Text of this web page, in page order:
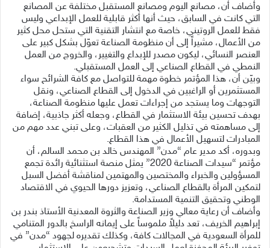
وأضاف أن، مصانع اليوم ومصانع المستقبل مختلفة عن المصانع
التي كانت في السابق، حيث أنها أكثر قابلية للعمل الإبداعي وليس
فقط للعمل الروتيني، خاصة مع انتشار التقنية التي ستحل محل كثير
من الأعمال، مشيراً إلى أن منظومة الصناعة تعوّل بشكل كبير على
العنصر النسائي، ليكون مصدر للإبداع والتغيير، والخروج من العمل
النمطي في القطاع الصناعي إلى العمل المستقبلي.
وبيّن أن، هذا المؤتمر خطوة مهمة للتواصل مع كافة الشرائح سواء
المستثمرين أو الراغبين في الدخول إلى القطاع الصناعي، ونقل
التوجهات وما يستجد من إجراءات تعمل عليها منظومة الصناعة،
بهدف تحسين بيئة الاستثمار في القطاع، وجعله أكثر جاذبية، إضافة
إلى مساهمته في تذليل الكثير من العقبات، وعلى تبني عدد مهم من
المبادرات لتسهيل الأعمال في هذا القطاع.
وبدوره، أكد مدير عام “مدن” المهندس خالد بن محمد السالم، أن
مؤتمر “سيدات الصناعة 2020” يمثل منصة استثنائية رائدة تجمع
المسؤولين والخبراء والمختصين والمهتمين لمناقشة أفضل السبل
لتمكين المرأة بالقطاع الصناعي، وتعزيز دورها الحيوي في الاقتصاد
الوطني وتحقيق التنمية المستدامة.
وأضاف أن رعاية معالي وزير الصناعة والثروة المعدنية الأستاذ بندر بن
إبراهيم الخريف، تعد دليلاً ملموساً على إيمانه الراسخ بالدور المتنامي
للمرأة السعودية في المجالات كافة، وكذلك تقديره لجهود “مدن” في